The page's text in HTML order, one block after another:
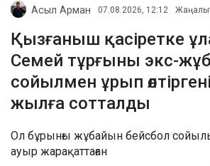
Асыл Арман 07.08.2026, 12:12
Қызғаныш қасіретке
Семей тұрғыны экс-
сойылмен ұрып
жылға сотталды
Ол бұрынғы жұбайын бейсбол
ауыр жарақаттаған